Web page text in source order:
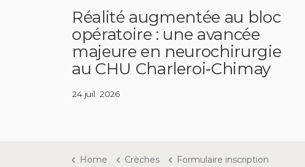
Réalité augmentée au bloc
opératoire : une avancée
majeure en neurochirurgie
au CHU Charleroi‑Chimay
24 juil. 2026
Home Crèches Formulaire inscription